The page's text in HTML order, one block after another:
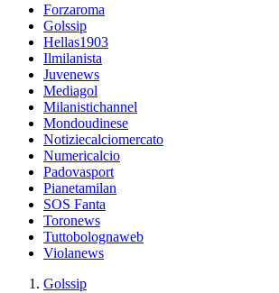
Forzaroma
Golssip
Hellas1903
Ilmilanista
Juvenews
Mediagol
Milanistichannel
Mondoudinese
Notiziecalciomercato
Numericalcio
Padovasport
Pianetamilan
SOS Fanta
Toronews
Tuttobolognaweb
Violanews
Golssip